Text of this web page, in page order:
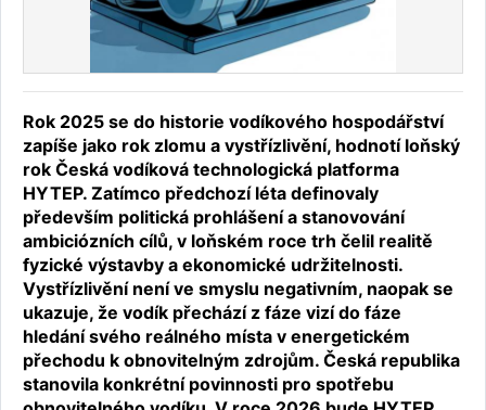
Rok 2025 se do historie vodíkového hospodářství
zapíše jako rok zlomu a vystřízlivění, hodnotí loňský
rok Česká vodíková technologická platforma
HYTEP. Zatímco předchozí léta definovaly
především politická prohlášení a stanovování
ambiciózních cílů, v loňském roce trh čelil realitě
fyzické výstavby a ekonomické udržitelnosti.
Vystřízlivění není ve smyslu negativním, naopak se
ukazuje, že vodík přechází z fáze vizí do fáze
hledání svého reálného místa v energetickém
přechodu k obnovitelným zdrojům. Česká republika
stanovila konkrétní povinnosti pro spotřebu